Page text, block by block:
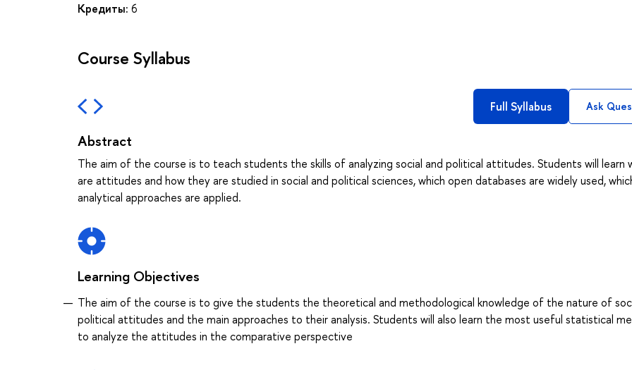
Кредиты: 6
Course Syllabus
Full Syllabus Ask
Abstract
The aim of the course is to teach students the skills of analyzing social and political attitudes. Students will learn
are attitudes and how they are studied in social and political sciences, which open databases are widely used,
analytical approaches are applied.
Learning Objectives
The aim of the course is to give the students the theoretical and methodological knowledge of the nature of
political attitudes and the main approaches to their analysis. Students will also learn the most useful statistical
to analyze the attitudes in the comparative perspective